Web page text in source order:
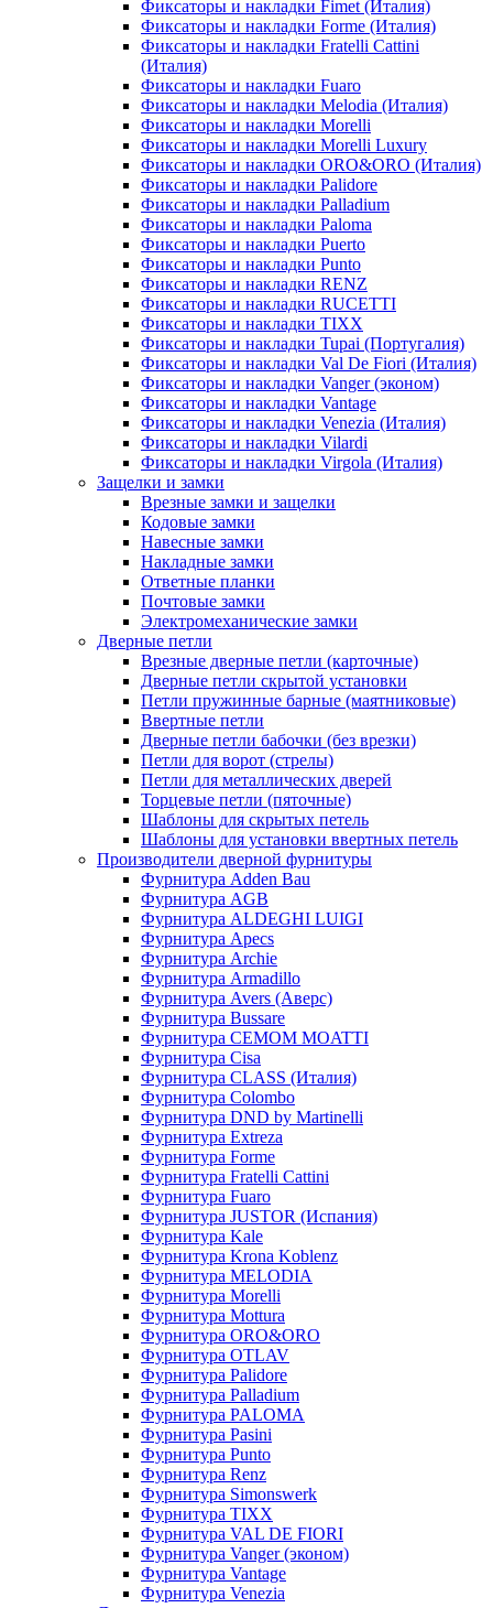
Фиксаторы и накладки Fimet (Италия)
Фиксаторы и накладки Forme (Италия)
Фиксаторы и накладки Fratelli Cattini
(Италия)
Фиксаторы и накладки Fuaro
Фиксаторы и накладки Melodia (Италия)
Фиксаторы и накладки Morelli
Фиксаторы и накладки Morelli Luxury
Фиксаторы и накладки ORO&ORO (Италия)
Фиксаторы и накладки Palidore
Фиксаторы и накладки Palladium
Фиксаторы и накладки Paloma
Фиксаторы и накладки Puerto
Фиксаторы и накладки Punto
Фиксаторы и накладки RENZ
Фиксаторы и накладки RUCETTI
Фиксаторы и накладки TIXX
Фиксаторы и накладки Tupai (Португалия)
Фиксаторы и накладки Val De Fiori (Италия)
Фиксаторы и накладки Vanger (эконом)
Фиксаторы и накладки Vantage
Фиксаторы и накладки Venezia (Италия)
Фиксаторы и накладки Vilardi
Фиксаторы и накладки Virgola (Италия)
Защелки и замки
Врезные замки и защелки
Кодовые замки
Навесные замки
Накладные замки
Ответные планки
Почтовые замки
Электромеханические замки
Дверные петли
Врезные дверные петли (карточные)
Дверные петли скрытой установки
Петли пружинные барные (маятниковые)
Ввертные петли
Дверные петли бабочки (без врезки)
Петли для ворот (стрелы)
Петли для металлических дверей
Торцевые петли (пяточные)
Шаблоны для скрытых петель
Шаблоны для установки ввертных петель
Производители дверной фурнитуры
Фурнитура Adden Bau
Фурнитура AGB
Фурнитура ALDEGHI LUIGI
Фурнитура Apecs
Фурнитура Archie
Фурнитура Armadillo
Фурнитура Avers (Аверс)
Фурнитура Bussare
Фурнитура CEMOM MOATTI
Фурнитура Cisa
Фурнитура CLASS (Италия)
Фурнитура Colombo
Фурнитура DND by Martinelli
Фурнитура Extreza
Фурнитура Forme
Фурнитура Fratelli Cattini
Фурнитура Fuaro
Фурнитура JUSTOR (Испания)
Фурнитура Kale
Фурнитура Krona Koblenz
Фурнитура MELODIA
Фурнитура Morelli
Фурнитура Mottura
Фурнитура ORO&ORO
Фурнитура OTLAV
Фурнитура Palidore
Фурнитура Palladium
Фурнитура PALOMA
Фурнитура Pasini
Фурнитура Punto
Фурнитура Renz
Фурнитура Simonswerk
Фурнитура TIXX
Фурнитура VAL DE FIORI
Фурнитура Vanger (эконом)
Фурнитура Vantage
Фурнитура Venezia